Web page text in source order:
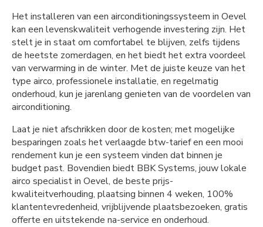
Het installeren van een airconditioningssysteem in Oevel
kan een levenskwaliteit verhogende investering zijn. Het
stelt je in staat om comfortabel te blijven, zelfs tijdens
de heetste zomerdagen, en het biedt het extra voordeel
van verwarming in de winter. Met de juiste keuze van het
type airco, professionele installatie, en regelmatig
onderhoud, kun je jarenlang genieten van de voordelen van
airconditioning.
Laat je niet afschrikken door de kosten; met mogelijke
besparingen zoals het verlaagde btw-tarief en een mooi
rendement kun je een systeem vinden dat binnen je
budget past. Bovendien biedt BBK Systems, jouw lokale
airco specialist in Oevel, de beste prijs-
kwaliteitverhouding, plaatsing binnen 4 weken, 100%
klantentevredenheid, vrijblijvende plaatsbezoeken, gratis
offerte en uitstekende na-service en onderhoud.